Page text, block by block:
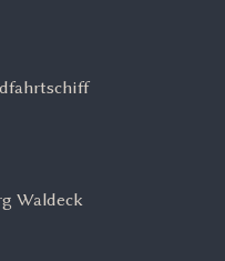
Waldeck